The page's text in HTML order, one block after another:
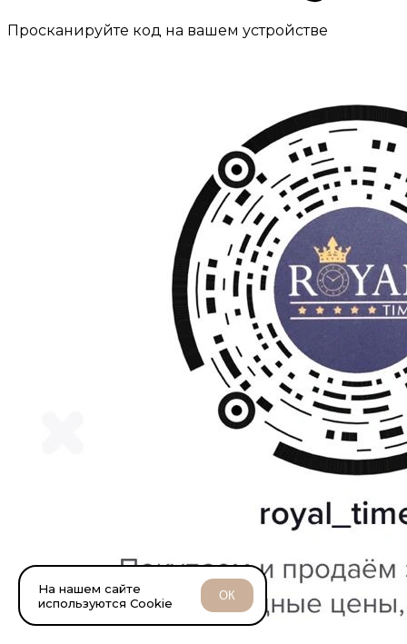
Просканируйте код на вашем устройстве
На нашем сайте
используются Cookie
ОК